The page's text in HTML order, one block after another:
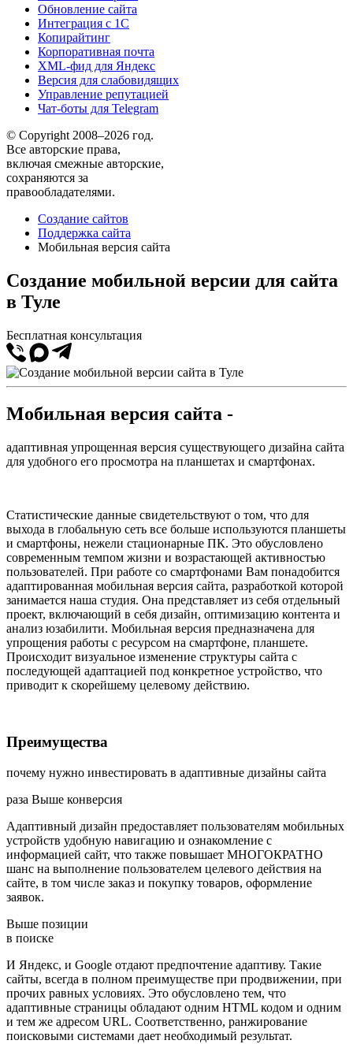
Обновление сайта
Интеграция с 1С
Копирайтинг
Корпоративная почта
XML-фид для Яндекс
Версия для слабовидящих
Управление репутацией
Чат-боты для Telegram
© Copyright 2008–2026 год.
Все авторские права,
включая смежные авторские,
сохраняются за
правообладателями.
Создание сайтов
Поддержка сайта
Мобильная версия сайта
Создание мобильной версии для сайта
в Туле
Бесплатная консультация
Мобильная версия сайта -
адаптивная упрощенная версия существующего дизайна сайта
для удобного его просмотра на планшетах и смартфонах.
Статистические данные свидетельствуют о том, что для
выхода в глобальную сеть все больше используются планшеты
и смартфоны, нежели стационарные ПК. Это обусловлено
современным темпом жизни и возрастающей активностью
пользователей. При работе со смартфонами Вам понадобится
адаптированная мобильная версия сайта, разработкой которой
занимается наша студия. Она представляет из себя отдельный
проект, включающий в себя дизайн, оптимизацию контента и
анализ юзабилити. Мобильная версия предназначена для
упрощения работы с ресурсом на смартфоне, планшете.
Происходит визуальное изменение структуры сайта с
последующей адаптацией под конкретное устройство, что
приводит к скорейшему целевому действию.
Преимущества
почему нужно инвестировать в адаптивные дизайны сайта
раза Выше конверсия
Адаптивный дизайн предоставляет пользователям мобильных
устройств удобную навигацию и ознакомление с
информацией сайт, что также повышает МНОГОКРАТНО
шанс на выполнение пользователем целевого действия на
сайте, в том числе заказ и покупку товаров, оформление
заявок.
Выше позиции
в поиске
И Яндекс, и Google отдают предпочтение адаптиву. Такие
сайты, всегда в полном преимуществе при продвижении, при
прочих равных условиях. Это обусловлено тем, что
адаптивные страницы обладают одним HTML кодом и одним
и тем же адресом URL. Соответственно, ранжирование
поисковыми системами дает необходимый результат.